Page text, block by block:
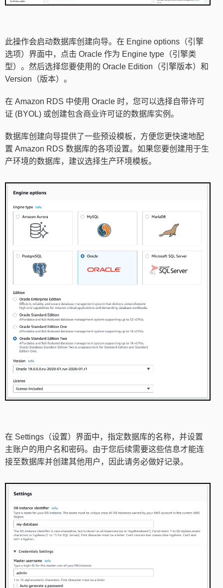
此操作会启动数据库创建向导。在 Engine options（引擎
选项）界面中，点击 Oracle 作为 Engine type（引擎类
型）。然后选择您要使用的 Oracle Edition（引擎版本）和
Version（版本）。
在 Amazon RDS 中使用 Oracle 时，您可以选择自带许可
证 (BYOL) 或创建包含商业许可证的数据库实例。
数据库创建向导提供了一些预设模板，方便您更快速地配
置 Amazon RDS 数据库的各项设置。如果您要创建用于生
产环境的数据库，建议选择生产环境模板。
在 Settings（设置）界面中，指定数据库的名称，并设置
主账户的用户名和密码。由于您后续需要这些信息才能连
接至数据库并创建其他用户，因此请务必做好记录。